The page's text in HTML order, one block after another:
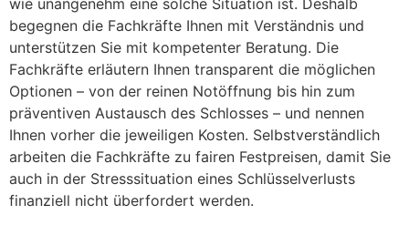
begegnen die Fachkräfte Ihnen mit Verständnis und
unterstützen Sie mit kompetenter Beratung. Die
Fachkräfte erläutern Ihnen transparent die möglichen
Optionen – von der reinen Notöffnung bis hin zum
präventiven Austausch des Schlosses – und nennen
Ihnen vorher die jeweiligen Kosten. Selbstverständlich
arbeiten die Fachkräfte zu fairen Festpreisen, damit Sie
auch in der Stresssituation eines Schlüsselverlusts
finanziell nicht überfordert werden.